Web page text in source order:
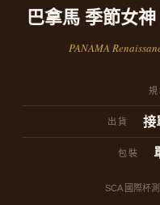
巴拿馬 季節女
PANAMA
規
出貨 接
包裝
SCA 國際杯